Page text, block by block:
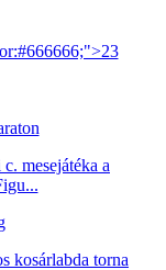
mesejátéka a
kosárlabda torna